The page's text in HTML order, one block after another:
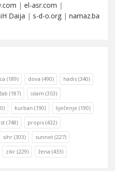
| el-asr.com |
Daija | s-d-o.org | namaz.ba
(189) dova (490) hadis (340)
(187) islam (353)
kurban (190) liječenje (190)
(748) propis (432)
sihr (303) sunnet (227)
zikr (229) žena (433)